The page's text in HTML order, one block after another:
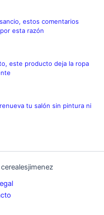
estos comentarios
esta razón
este producto deja la ropa
tu salón sin pintura ni